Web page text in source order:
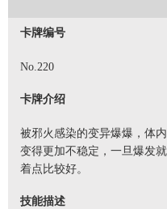
卡牌编号
No.220
卡牌介绍
被邪火感染的变异爆爆，体
变得更加不稳定，一旦爆发
着点比较好。
技能描述